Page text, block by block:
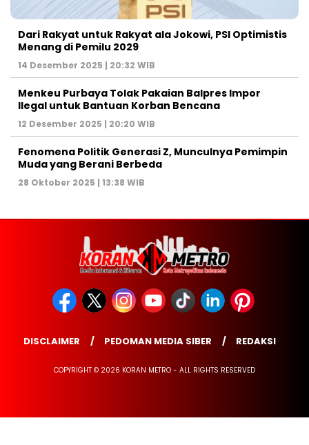
Dari Rakyat untuk Rakyat ala Jokowi, PSI Optimistis
Menang di Pemilu 2029
14 Desember 2025 | 20:32 WIB
Menkeu Purbaya Tolak Pakaian Balpres Impor
Ilegal untuk Bantuan Korban Bencana
12 Desember 2025 | 20:20 WIB
Fenomena Politik Generasi Z, Munculnya Pemimpin
Muda yang Berani Berbeda
28 Oktober 2025 | 13:38 WIB
DISCLAIMER PEDOMAN MEDIA SIBER REDAKSI
COPYRIGHT © 2026 KORAN METRO - ALL RIGHTS RESERVED